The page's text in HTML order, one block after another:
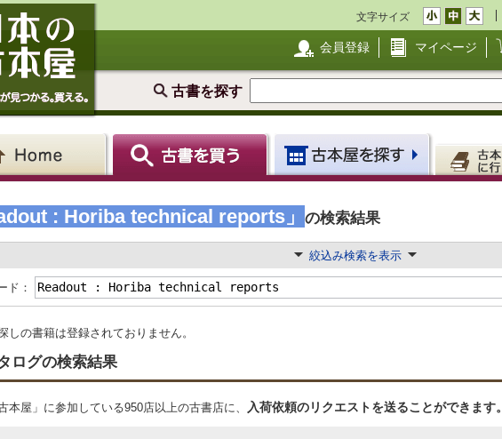
文字サイズ
会員登録 マイページ
古書を探す
: Horiba technical reports」 の検索結果
絞込み検索を表示
ド：
しの書籍は登録されておりません。
ログの検索結果
本屋」に参加している950店以上の古書店に、 入荷依頼のリクエストを送ることができます。